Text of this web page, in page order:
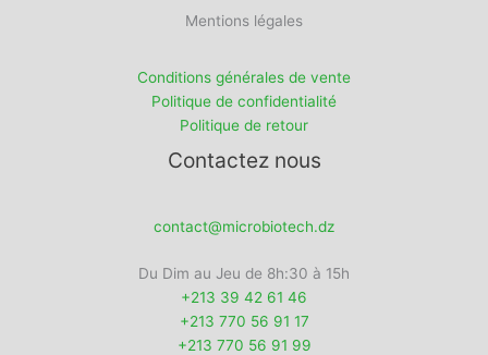
Mentions légales
Conditions générales de vente
Politique de confidentialité
Politique de retour
Contactez nous
contact@microbiotech.dz
Du Dim au Jeu de 8h:30 à 15h
+213 39 42 61 46
+213 770 56 91 17
+213 770 56 91 99